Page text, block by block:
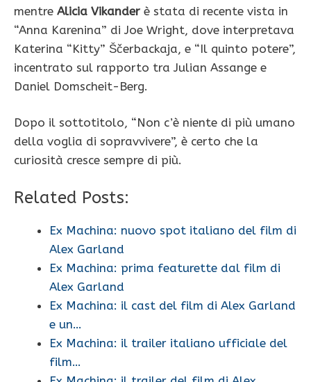
mentre Alicia Vikander è stata di recente vista in
“Anna Karenina” di Joe Wright, dove interpretava
Katerina “Kitty” Ščerbackaja, e “Il quinto potere”,
incentrato sul rapporto tra Julian Assange e
Daniel Domscheit-Berg.
Dopo il sottotitolo, “Non c’è niente di più umano
della voglia di sopravvivere”, è certo che la
curiosità cresce sempre di più.
Related Posts:
Ex Machina: nuovo spot italiano del film di
Alex Garland
Ex Machina: prima featurette dal film di
Alex Garland
Ex Machina: il cast del film di Alex Garland
e un…
Ex Machina: il trailer italiano ufficiale del
film…